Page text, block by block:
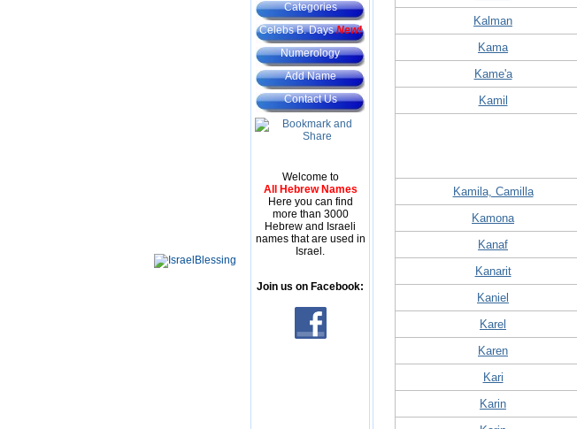
Categories
Celebs B. DaysNew!
Numerology
Add Name
Contact Us
Welcome to
All Hebrew Names
Here you can find
more than 3000
Hebrew and Israeli
names that are used in
Israel.
Join us on Facebook:
Kalman
Kama
Kame'a
Kamil
Kamila, Camilla
Kamona
Kanaf
Kanarit
Kaniel
Karel
Karen
Kari
Karin